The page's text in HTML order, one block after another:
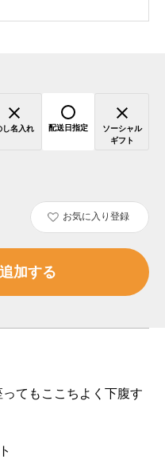
し名入れ 配送日指定
ソーシャル
ギフト
お気に入り登録
ってもここちよく下腹す